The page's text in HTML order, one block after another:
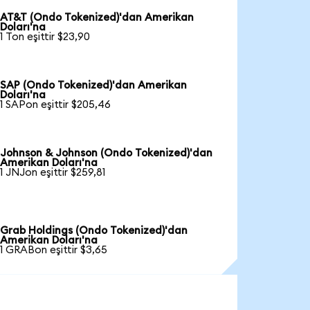
AT&T (Ondo Tokenized)'dan Amerikan
Doları'na
1 Ton eşittir $23,90
SAP (Ondo Tokenized)'dan Amerikan
Doları'na
1 SAPon eşittir $205,46
Johnson & Johnson (Ondo Tokenized)'dan
Amerikan Doları'na
1 JNJon eşittir $259,81
Grab Holdings (Ondo Tokenized)'dan
Amerikan Doları'na
1 GRABon eşittir $3,65